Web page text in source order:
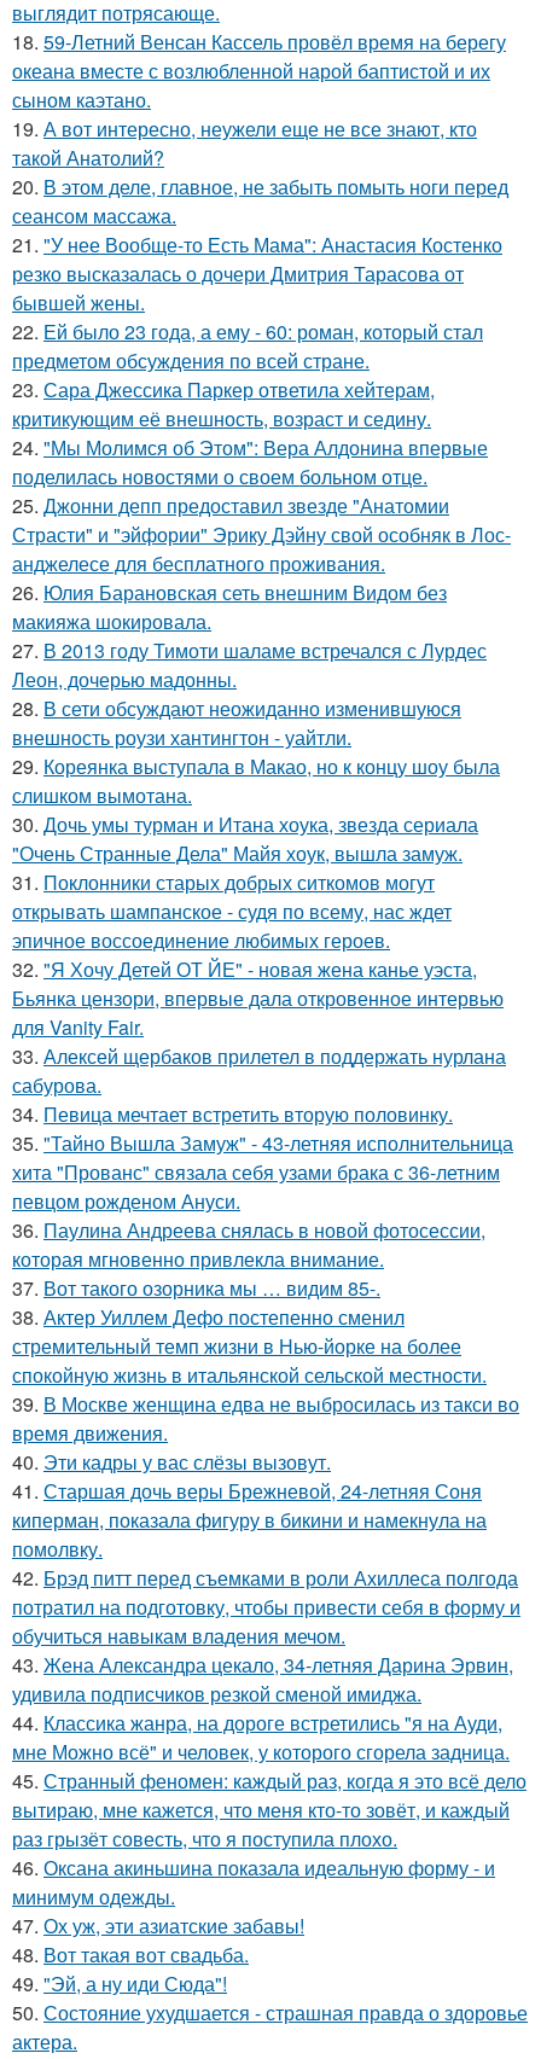
выглядит потрясающе.
18. 59-Летний Венсан Кассель провёл время на берегу
океана вместе с возлюбленной нарой баптистой и их
сыном каэтано.
19. А вот интересно, неужели еще не все знают, кто
такой Анатолий?
20. В этом деле, главное, не забыть помыть ноги перед
сеансом массажа.
21. "У нее Вообще-то Есть Мама": Анастасия Костенко
резко высказалась о дочери Дмитрия Тарасова от
бывшей жены.
22. Ей было 23 года, а ему - 60: роман, который стал
предметом обсуждения по всей стране.
23. Сара Джессика Паркер ответила хейтерам,
критикующим её внешность, возраст и седину.
24. "Мы Молимся об Этом": Вера Алдонина впервые
поделилась новостями о своем больном отце.
25. Джонни депп предоставил звезде "Анатомии
Страсти" и "эйфории" Эрику Дэйну свой особняк в Лос-
анджелесе для бесплатного проживания.
26. Юлия Барановская сеть внешним Видом без
макияжа шокировала.
27. В 2013 году Тимоти шаламе встречался с Лурдес
Леон, дочерью мадонны.
28. В сети обсуждают неожиданно изменившуюся
внешность роузи хантингтон - уайтли.
29. Кореянка выступала в Макао, но к концу шоу была
слишком вымотана.
30. Дочь умы турман и Итана хоука, звезда сериала
"Очень Странные Дела" Майя хоук, вышла замуж.
31. Поклонники старых добрых ситкомов могут
открывать шампанское - судя по всему, нас ждет
эпичное воссоединение любимых героев.
32. "Я Хочу Детей ОТ ЙЕ" - новая жена канье уэста,
Бьянка цензори, впервые дала откровенное интервью
для Vanity Fair.
33. Алексей щербаков прилетел в поддержать нурлана
сабурова.
34. Певица мечтает встретить вторую половинку.
35. "Тайно Вышла Замуж" - 43-летняя исполнительница
хита "Прованс" связала себя узами брака с 36-летним
певцом рожденом Ануси.
36. Паулина Андреева снялась в новой фотосессии,
которая мгновенно привлекла внимание.
37. Вот такого озорника мы … видим 85-.
38. Актер Уиллем Дефо постепенно сменил
стремительный темп жизни в Нью-йорке на более
спокойную жизнь в итальянской сельской местности.
39. В Москве женщина едва не выбросилась из такси во
время движения.
40. Эти кадры у вас слёзы вызовут.
41. Старшая дочь веры Брежневой, 24-летняя Соня
киперман, показала фигуру в бикини и намекнула на
помолвку.
42. Брэд питт перед съемками в роли Ахиллеса полгода
потратил на подготовку, чтобы привести себя в форму и
обучиться навыкам владения мечом.
43. Жена Александра цекало, 34-летняя Дарина Эрвин,
удивила подписчиков резкой сменой имиджа.
44. Классика жанра, на дороге встретились "я на Ауди,
мне Можно всё" и человек, у которого сгорела задница.
45. Странный феномен: каждый раз, когда я это всё дело
вытираю, мне кажется, что меня кто-то зовёт, и каждый
раз грызёт совесть, что я поступила плохо.
46. Оксана акиньшина показала идеальную форму - и
минимум одежды.
47. Ох уж, эти азиатские забавы!
48. Вот такая вот свадьба.
49. "Эй, а ну иди Сюда"!
50. Состояние ухудшается - страшная правда о здоровье
актера.